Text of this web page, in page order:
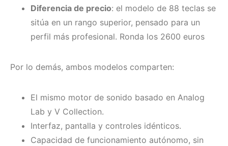
Diferencia de precio: el modelo de 88 teclas se
sitúa en un rango superior, pensado para un
perfil más profesional. Ronda los 2600 euros
Por lo demás, ambos modelos comparten:
El mismo motor de sonido basado en Analog
Lab y V Collection.
Interfaz, pantalla y controles idénticos.
Capacidad de funcionamiento autónomo, sin